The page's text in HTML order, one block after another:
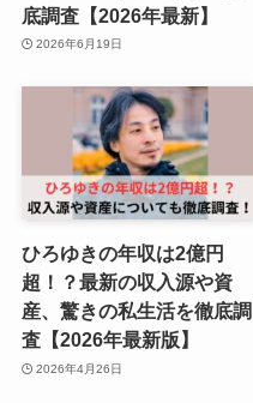
底調査【2026年最新】
2026年6月19日
ひろゆきの年収は2億円
超！？最新の収入源や資
産、驚きの私生活を徹底調
査【2026年最新版】
2026年4月26日